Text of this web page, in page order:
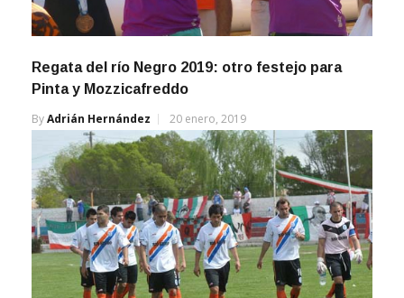
Regata del río Negro 2019: otro festejo para
Pinta y Mozzicafreddo
ByAdrián Hernández 20 enero, 2019